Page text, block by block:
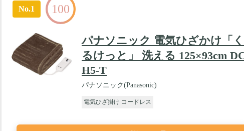
No.1 100
パナソニック 電気ひざかけ「く
るけっと」 洗える 125×93cm
H5-T
パナソニック(Panasonic)
電気ひざ掛け コードレス